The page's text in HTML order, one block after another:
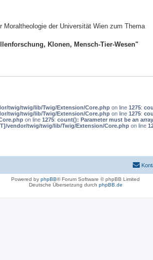
der Universität Wien zum Thema
Klonen, Mensch-Tier-Wesen"
twig/twig/lib/Twig/Extension/Core.php on line 1275:
twig/twig/lib/Twig/Extension/Core.php on line 1275:
on line 1275: count(): Parameter must be an
vendor/twig/twig/lib/Twig/Extension/Core.php on line
Powered by phpBB® Forum Software © phpBB Limited
Deutsche Übersetzung durch phpBB.de